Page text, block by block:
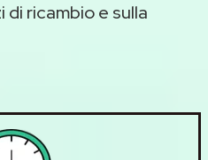
di ricambio e sulla